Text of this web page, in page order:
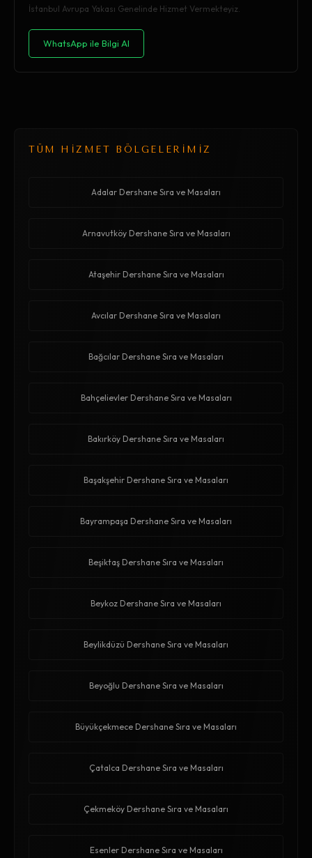
İstanbul Avrupa Yakası Genelinde Hizmet Vermekteyiz.
WhatsApp ile Bilgi Al
TÜM HİZMET BÖLGELERİMİZ
Adalar Dershane Sıra ve Masaları
Arnavutköy Dershane Sıra ve Masaları
Ataşehir Dershane Sıra ve Masaları
Avcılar Dershane Sıra ve Masaları
Bağcılar Dershane Sıra ve Masaları
Bahçelievler Dershane Sıra ve Masaları
Bakırköy Dershane Sıra ve Masaları
Başakşehir Dershane Sıra ve Masaları
Bayrampaşa Dershane Sıra ve Masaları
Beşiktaş Dershane Sıra ve Masaları
Beykoz Dershane Sıra ve Masaları
Beylikdüzü Dershane Sıra ve Masaları
Beyoğlu Dershane Sıra ve Masaları
Büyükçekmece Dershane Sıra ve Masaları
Çatalca Dershane Sıra ve Masaları
Çekmeköy Dershane Sıra ve Masaları
Esenler Dershane Sıra ve Masaları